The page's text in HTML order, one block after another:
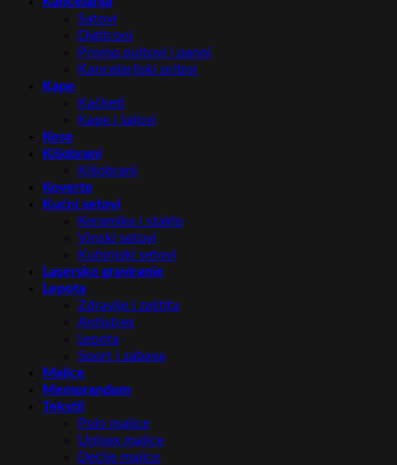
Satovi
Digitroni
Promo pultovi i panoi
Kancelarijski pribor
Kape
Kačketi
Kape i šalovi
Kese
Kišobrani
Kišobrani
Koverte
Kućni setovi
Keramika i staklo
Vinski setovi
Kuhinjski setovi
Lasersko graviranje
Lepota
Zdravlje i zaštita
Antistres
Lepota
Sport i zabava
Majice
Memorandum
Tekstil
Polo majice
Unisex majice
Dečije majice